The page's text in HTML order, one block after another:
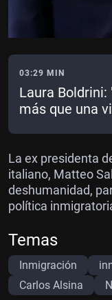
03:29 MIN
Laura
más que una
La ex presidenta
italiano, Matteo
deshumanidad,
política
Temas
Inmigración
Carlos Alsina